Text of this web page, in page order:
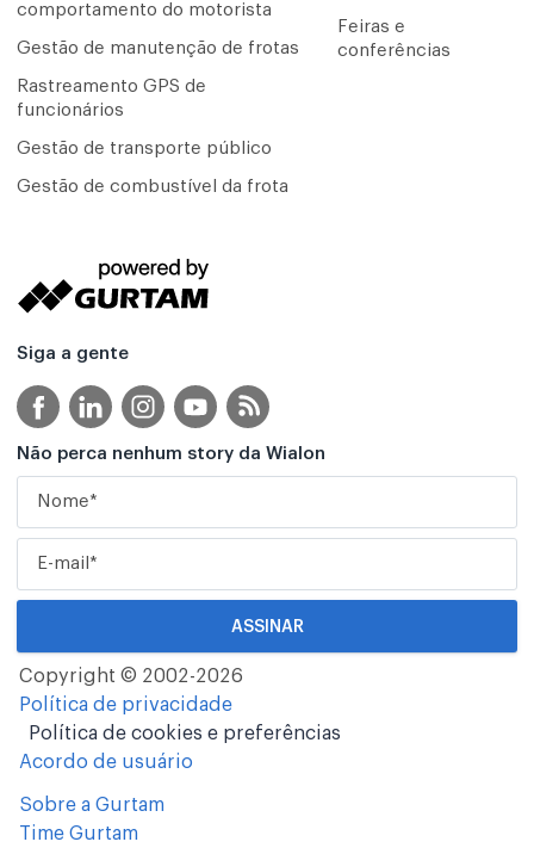
comportamento do motorista
Gestão de manutenção de frotas
Rastreamento GPS de
funcionários
Gestão de transporte público
Gestão de combustível da frota
Feiras e
conferências
Siga a gente
Não perca nenhum story da Wialon
Copyright © 2002-2026
Política de privacidade
Política de cookies e preferências
Acordo de usuário
Sobre a Gurtam
Time Gurtam